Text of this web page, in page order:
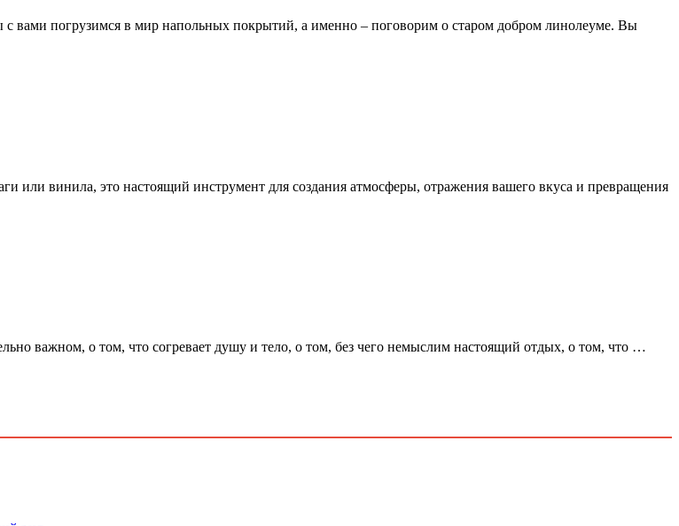
вами погрузимся в мир напольных покрытий, а именно – поговорим о старом добром линолеуме. Вы
или винила, это настоящий инструмент для создания атмосферы, отражения вашего вкуса и превращения
важном, о том, что согревает душу и тело, о том, без чего немыслим настоящий отдых, о том, что …